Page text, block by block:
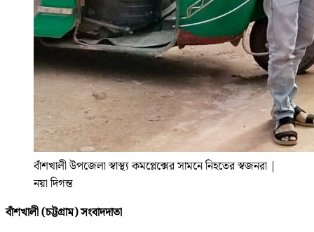
বাঁশখালী উপজেলা স্বাস্থ্য কমপ্লেক্সের সামনে নিহতের স্বজনরা |
নয়া দিগন্ত
বাঁশখালী (চট্টগ্রাম) সংবাদদাতা